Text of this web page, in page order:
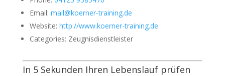
Email: mail@koerner-training.de
Website: http://www.koerner-training.de
Categories: Zeugnisdienstleister
In 5 Sekunden Ihren Lebenslauf prüfen